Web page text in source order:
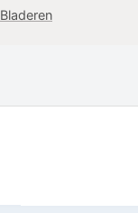
Bladeren